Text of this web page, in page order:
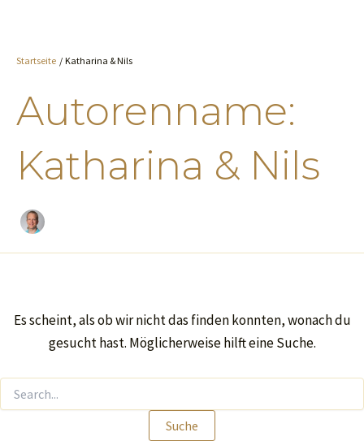
springen
Startseite Katharina & Nils
Autorenname:
Katharina & Nils
Es scheint, als ob wir nicht das finden konnten, wonach du
gesucht hast. Möglicherweise hilft eine Suche.